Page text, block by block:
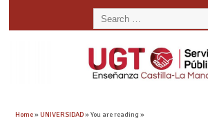
Home»UNIVERSIDAD» You are reading »